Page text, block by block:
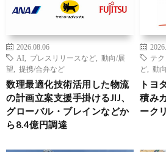
2026.08.06
AI
プレスリリースなど
動向/展
望
提携/合弁など
数理最適化技術活用した物流
の計画立案支援手掛けるJIJ、
グローバル・ブレインなどか
ら8.4億円調達
テ
ど
動
トヨ
積み
ーク